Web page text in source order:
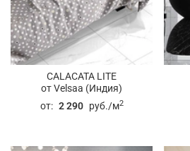
CALACATA LITE
от Velsaa (Индия)
от: 2 290 руб./м2